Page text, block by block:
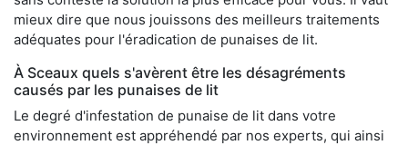
mieux dire que nous jouissons des meilleurs traitements
adéquates pour l'éradication de punaises de lit.
À Sceaux quels s'avèrent être les désagréments
causés par les punaises de lit
Le degré d'infestation de punaise de lit dans votre
environnement est appréhendé par nos experts, qui ainsi